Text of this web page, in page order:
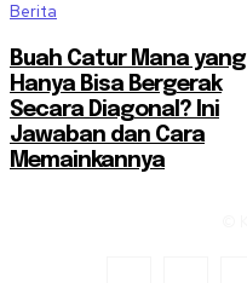
Berita
Buah Catur Mana yang
Hanya Bisa Bergerak
Secara Diagonal? Ini
Jawaban dan Cara
Memainkannya